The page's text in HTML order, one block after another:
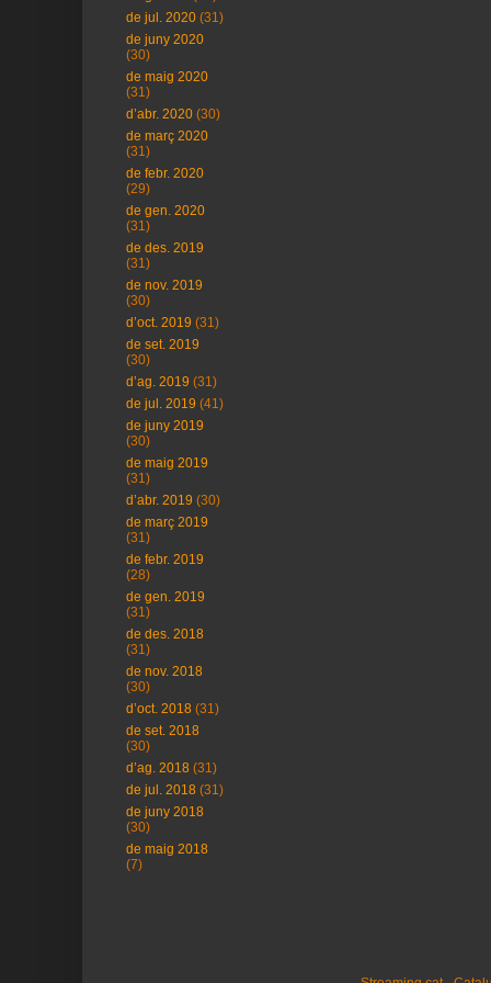
de jul. 2020 (31)
de juny 2020
(30)
de maig 2020
(31)
d’abr. 2020 (30)
de març 2020
(31)
de febr. 2020
(29)
de gen. 2020
(31)
de des. 2019
(31)
de nov. 2019
(30)
d’oct. 2019 (31)
de set. 2019
(30)
d’ag. 2019 (31)
de jul. 2019 (41)
de juny 2019
(30)
de maig 2019
(31)
d’abr. 2019 (30)
de març 2019
(31)
de febr. 2019
(28)
de gen. 2019
(31)
de des. 2018
(31)
de nov. 2018
(30)
d’oct. 2018 (31)
de set. 2018
(30)
d’ag. 2018 (31)
de jul. 2018 (31)
de juny 2018
(30)
de maig 2018
(7)